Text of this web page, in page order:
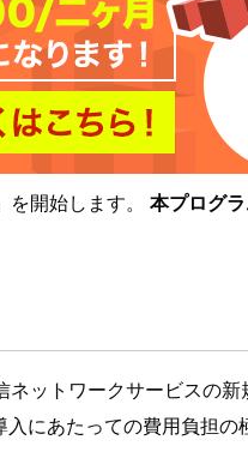
開始します。 本プログ
ネットワークサービスの
にあたっての費用負担